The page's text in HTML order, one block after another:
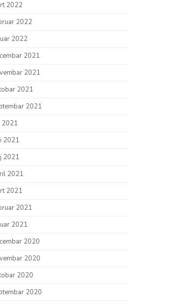
2022
2022
2022
2021
2021
2021
2021
2021
2021
2021
2021
2021
2021
2021
2020
2020
2020
2020